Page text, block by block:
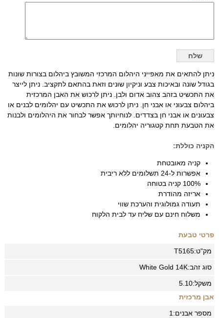
ניתן להתאים את מאפייני היהלום המרכזי המשובץ ביהלום בצורות שונות
בגודל שונה ובאיכות צבע וניקיון שונים וזאת בהתאם לתקציב. ניתן לייצר
את התכשיט בזהב צהוב אדום ולבן. ניתן לרכוש את האבן המרכזית
ביהלום צבעוני או אבני חן. ניתן לרכוש את התכשיט עם יהלומים לבנים או
צבעונים או אבני חן בצדדים. לנוחיותך אפשר לבחור את היהלומים ולבנות
את הטבעת תחת קטגוריה יהלומים.
הקניה כוללת:
קניה מאובטחת
אפשרות ל-24 תשלומים ללא ריבית
100% קניה בטוחה
אריזה מהודרת
תעודה גמולוגית והערכת שווי
משלוח חינם עם שליח עד לבית הלקוח
פרטי טבעת
מק"ט:T5165
סוג זהב: White Gold 14K
משקל:5.10
אבן מרכזית
מספר אבנים:1